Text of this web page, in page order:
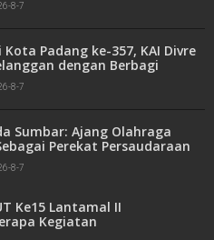
8-7
Padang ke-357, KAI Divre
dengan Berbagi
Padang
8-7
Sumbar: Ajang Olahraga
Perekat Persaudaraan
8-7
Ke15 Lantamal II
Kegiatan